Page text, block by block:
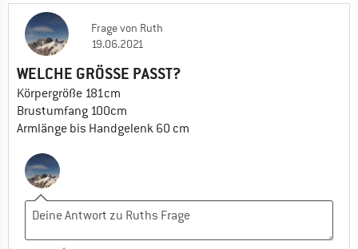
Fragevon Ruth
19.06.2021
WELCHE GRÖSSE PASST?
Körpergröße 181cm
Brustumfang 100cm
Armlänge bis Handgelenk 60 cm